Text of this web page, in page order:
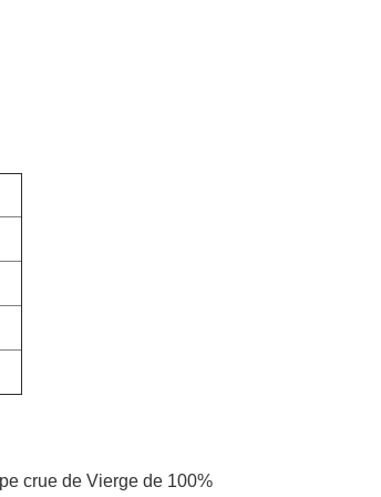
crue de Vierge de 100%